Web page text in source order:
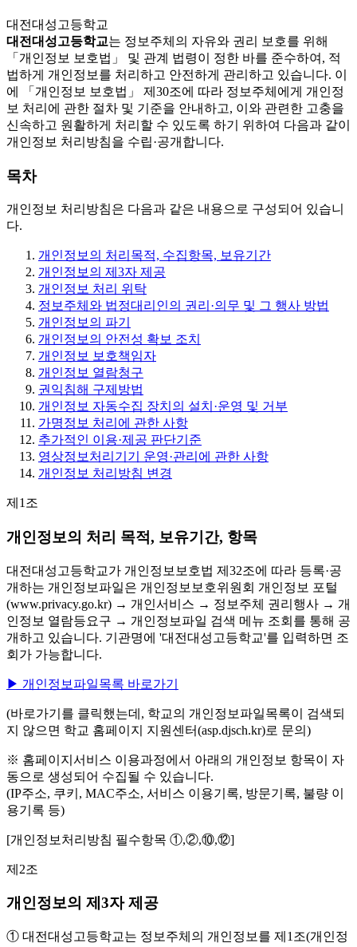
대전대성고등학교
대전대성고등학교는 정보주체의 자유와 권리 보호를 위해
「개인정보 보호법」 및 관계 법령이 정한 바를 준수하여, 적
법하게 개인정보를 처리하고 안전하게 관리하고 있습니다. 이
에 「개인정보 보호법」 제30조에 따라 정보주체에게 개인정
보 처리에 관한 절차 및 기준을 안내하고, 이와 관련한 고충을
신속하고 원활하게 처리할 수 있도록 하기 위하여 다음과 같이
개인정보 처리방침을 수립·공개합니다.
목차
개인정보 처리방침은 다음과 같은 내용으로 구성되어 있습니
다.
개인정보의 처리목적, 수집항목, 보유기간
개인정보의 제3자 제공
개인정보 처리 위탁
정보주체와 법정대리인의 권리·의무 및 그 행사 방법
개인정보의 파기
개인정보의 안전성 확보 조치
개인정보 보호책임자
개인정보 열람청구
권익침해 구제방법
개인정보 자동수집 장치의 설치·운영 및 거부
가명정보 처리에 관한 사항
추가적인 이용·제공 판단기준
영상정보처리기기 운영·관리에 관한 사항
개인정보 처리방침 변경
제1조
개인정보의 처리 목적, 보유기간, 항목
대전대성고등학교가 개인정보보호법 제32조에 따라 등록·공
개하는 개인정보파일은 개인정보보호위원회 개인정보 포털
(www.privacy.go.kr) → 개인서비스 → 정보주체 권리행사 → 개
인정보 열람등요구 → 개인정보파일 검색 메뉴 조회를 통해 공
개하고 있습니다. 기관명에 '대전대성고등학교'를 입력하면 조
회가 가능합니다.
▶ 개인정보파일목록 바로가기
(바로가기를 클릭했는데, 학교의 개인정보파일목록이 검색되
지 않으면 학교 홈페이지 지원센터(asp.djsch.kr)로 문의)
※ 홈페이지서비스 이용과정에서 아래의 개인정보 항목이 자
동으로 생성되어 수집될 수 있습니다.
(IP주소, 쿠키, MAC주소, 서비스 이용기록, 방문기록, 불량 이
용기록 등)
[개인정보처리방침 필수항목 ①,②,⑩,⑫]
제2조
개인정보의 제3자 제공
① 대전대성고등학교는 정보주체의 개인정보를 제1조(개인정